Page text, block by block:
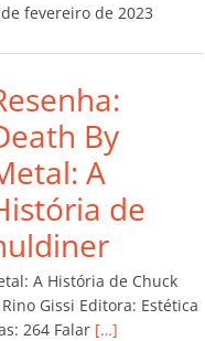
s
A
p
p
e
dI
n
gl
e
ro
m
Li
fevereiro de 2023
By
A
de
A História de Chuck
Gissi Editora: Estética
264 Falar […]